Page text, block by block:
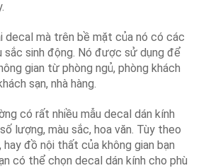
decal mà trên bề mặt của nó có các
sắc sinh động. Nó được sử dụng để
gian từ phòng ngủ, phòng khách
sạn, nhà hàng.
có rất nhiều mẫu decal dán kính
lượng, màu sắc, hoa văn. Tùy theo
đồ nội thất của không gian bạn
có thể chọn decal dán kính cho phù